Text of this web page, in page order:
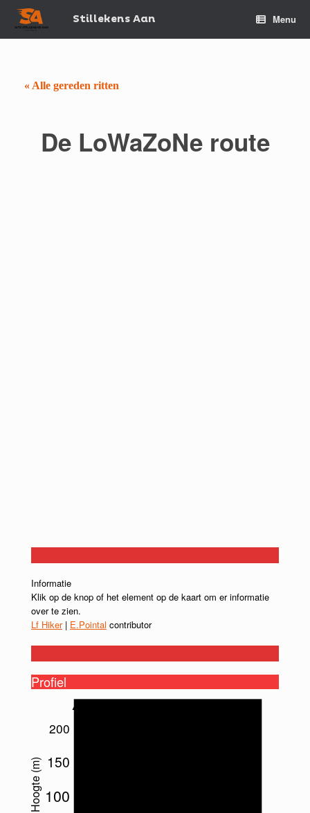
Spring
Stillekens Aan Menu
« Alle gereden ritten
De LoWaZoNe route
Informatie
Klik op de knop of het element op de kaart om er informatie
over te zien.
Lf Hiker| E.Pointal contributor
Profiel
100
150
200
Hoogte (m)